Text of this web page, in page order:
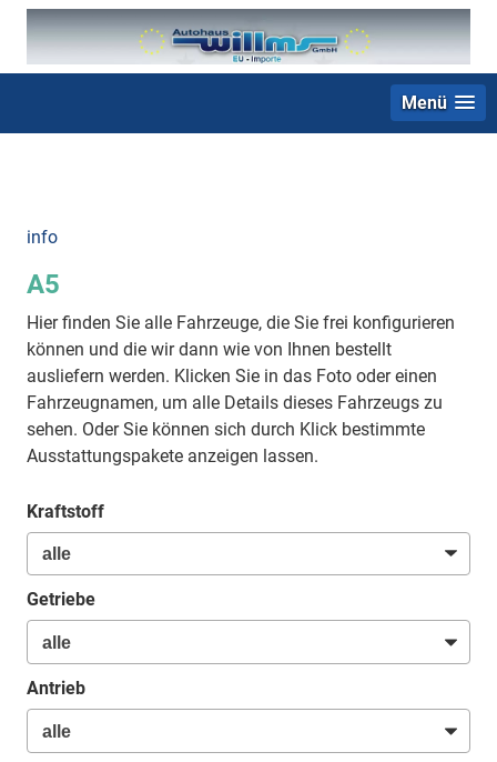
Menü
info
A5
Hier finden Sie alle Fahrzeuge, die Sie frei konfigurieren
können und die wir dann wie von Ihnen bestellt
ausliefern werden. Klicken Sie in das Foto oder einen
Fahrzeugnamen, um alle Details dieses Fahrzeugs zu
sehen. Oder Sie können sich durch Klick bestimmte
Ausstattungspakete anzeigen lassen.
Kraftstoff
Getriebe
Antrieb